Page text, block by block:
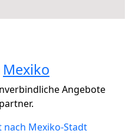
Mexiko
Angebote
nach Mexiko-Stadt